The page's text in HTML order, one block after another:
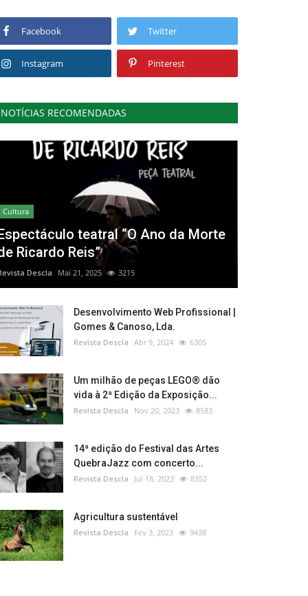
Facebook Twitter
Instagram Pinterest
NOTÍCIAS RECOMENDADAS
Cultura
teatral “O Ano da Morte
Ricardo Reis”
Descla Mai 21, 2025 3215
Desenvolvimento Web Profissional |
Gomes & Canoso, Lda.
Revista Descla Abr 9, 2024 6305
Um milhão de peças LEGO® dão
vida à 2ª Edição da Exposição...
Revista Descla Nov 20, 2023 8583
14ª edição do Festival das Artes
QuebraJazz com concerto...
Revista Descla Jul 18, 2023 8352
Agricultura sustentável
Revista Descla Fev 3, 2023 9438